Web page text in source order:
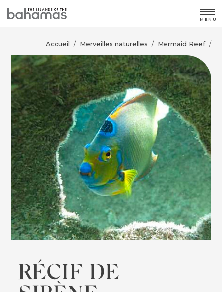
MENU
Accueil / Merveilles naturelles / Mermaid Reef /
RÉCIF DE